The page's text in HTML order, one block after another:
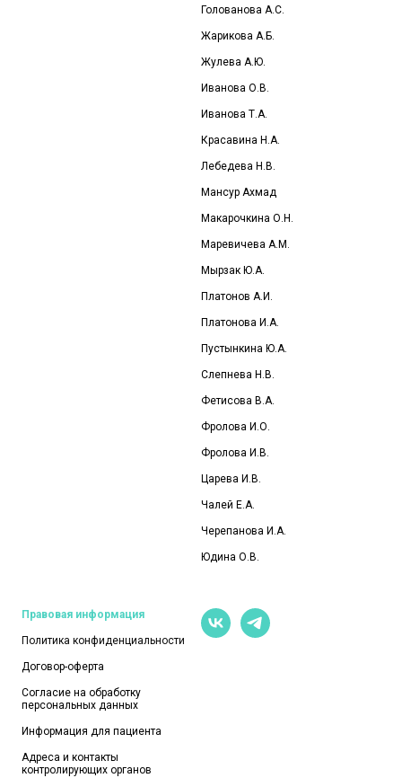
Голованова А.С.
Жарикова А.Б.
Жулева А.Ю.
Иванова О.В.
Иванова Т.А.
Красавина Н.А.
Лебедева Н.В.
Мансур Ахмад
Макарочкина О.Н.
Маревичева А.М.
Мырзак Ю.А.
Платонов А.И.
Платонова И.А.
Пустынкина Ю.А.
Слепнева Н.В.
Фетисова В.А.
Фролова И.О.
Фролова И.В.
Царева И.В.
Чалей Е.А.
Черепанова И.А.
Юдина О.В.
Правовая информация
Политика конфиденциальности
Договор-оферта
Согласие на обработку
персональных данных
Информация для пациента
Адреса и контакты
контролирующих органов